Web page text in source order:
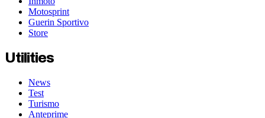
Motosprint
Guerin Sportivo
Store
Utilities
News
Test
Turismo
Anteprime